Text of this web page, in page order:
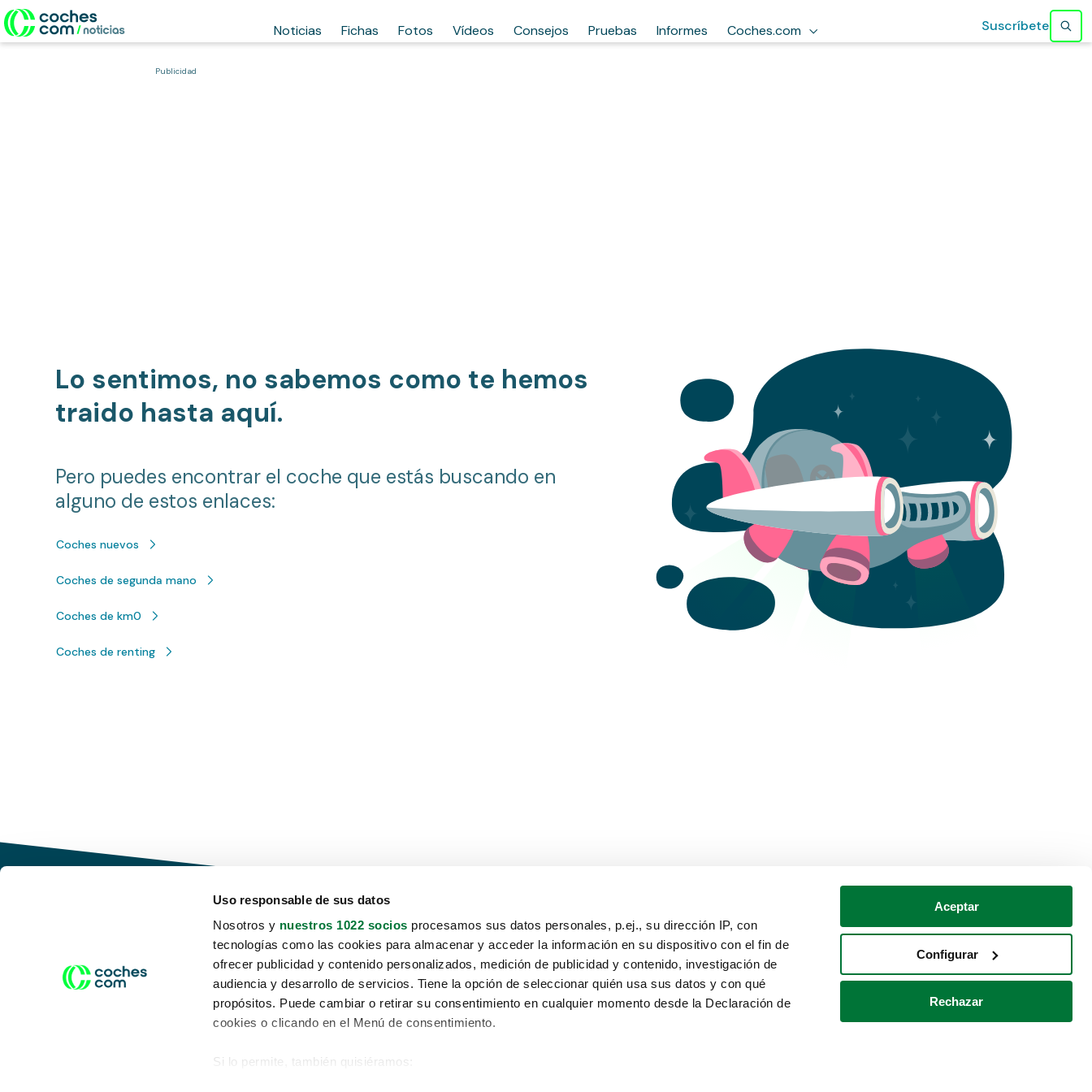
Uso responsable de sus datos
Nosotros y nuestros 1022 socios procesamos sus datos personales, p.ej., su dirección IP, con
tecnologías como las cookies para almacenar y acceder la información en su dispositivo con el fin de
ofrecer publicidad y contenido personalizados, medición de publicidad y contenido, investigación de
audiencia y desarrollo de servicios. Tiene la opción de seleccionar quién usa sus datos y con qué
propósitos. Puede cambiar o retirar su consentimiento en cualquier momento desde la Declaración de
cookies o clicando en el Menú de consentimiento.
Si lo permite, también quisiéramos:
Aceptar
Configurar
Rechazar
Noticias Fichas Fotos Vídeos Consejos Pruebas Informes Coches.com Suscríbete
Publicidad
Lo sentimos, no sabemos como te hemos
traido hasta aquí.
Pero puedes encontrar el coche que estás buscando en
alguno de estos enlaces:
Coches nuevos
Coches de segunda mano
Coches de km0
Coches de renting
Conduce tu futuro,
desata tu movilidad